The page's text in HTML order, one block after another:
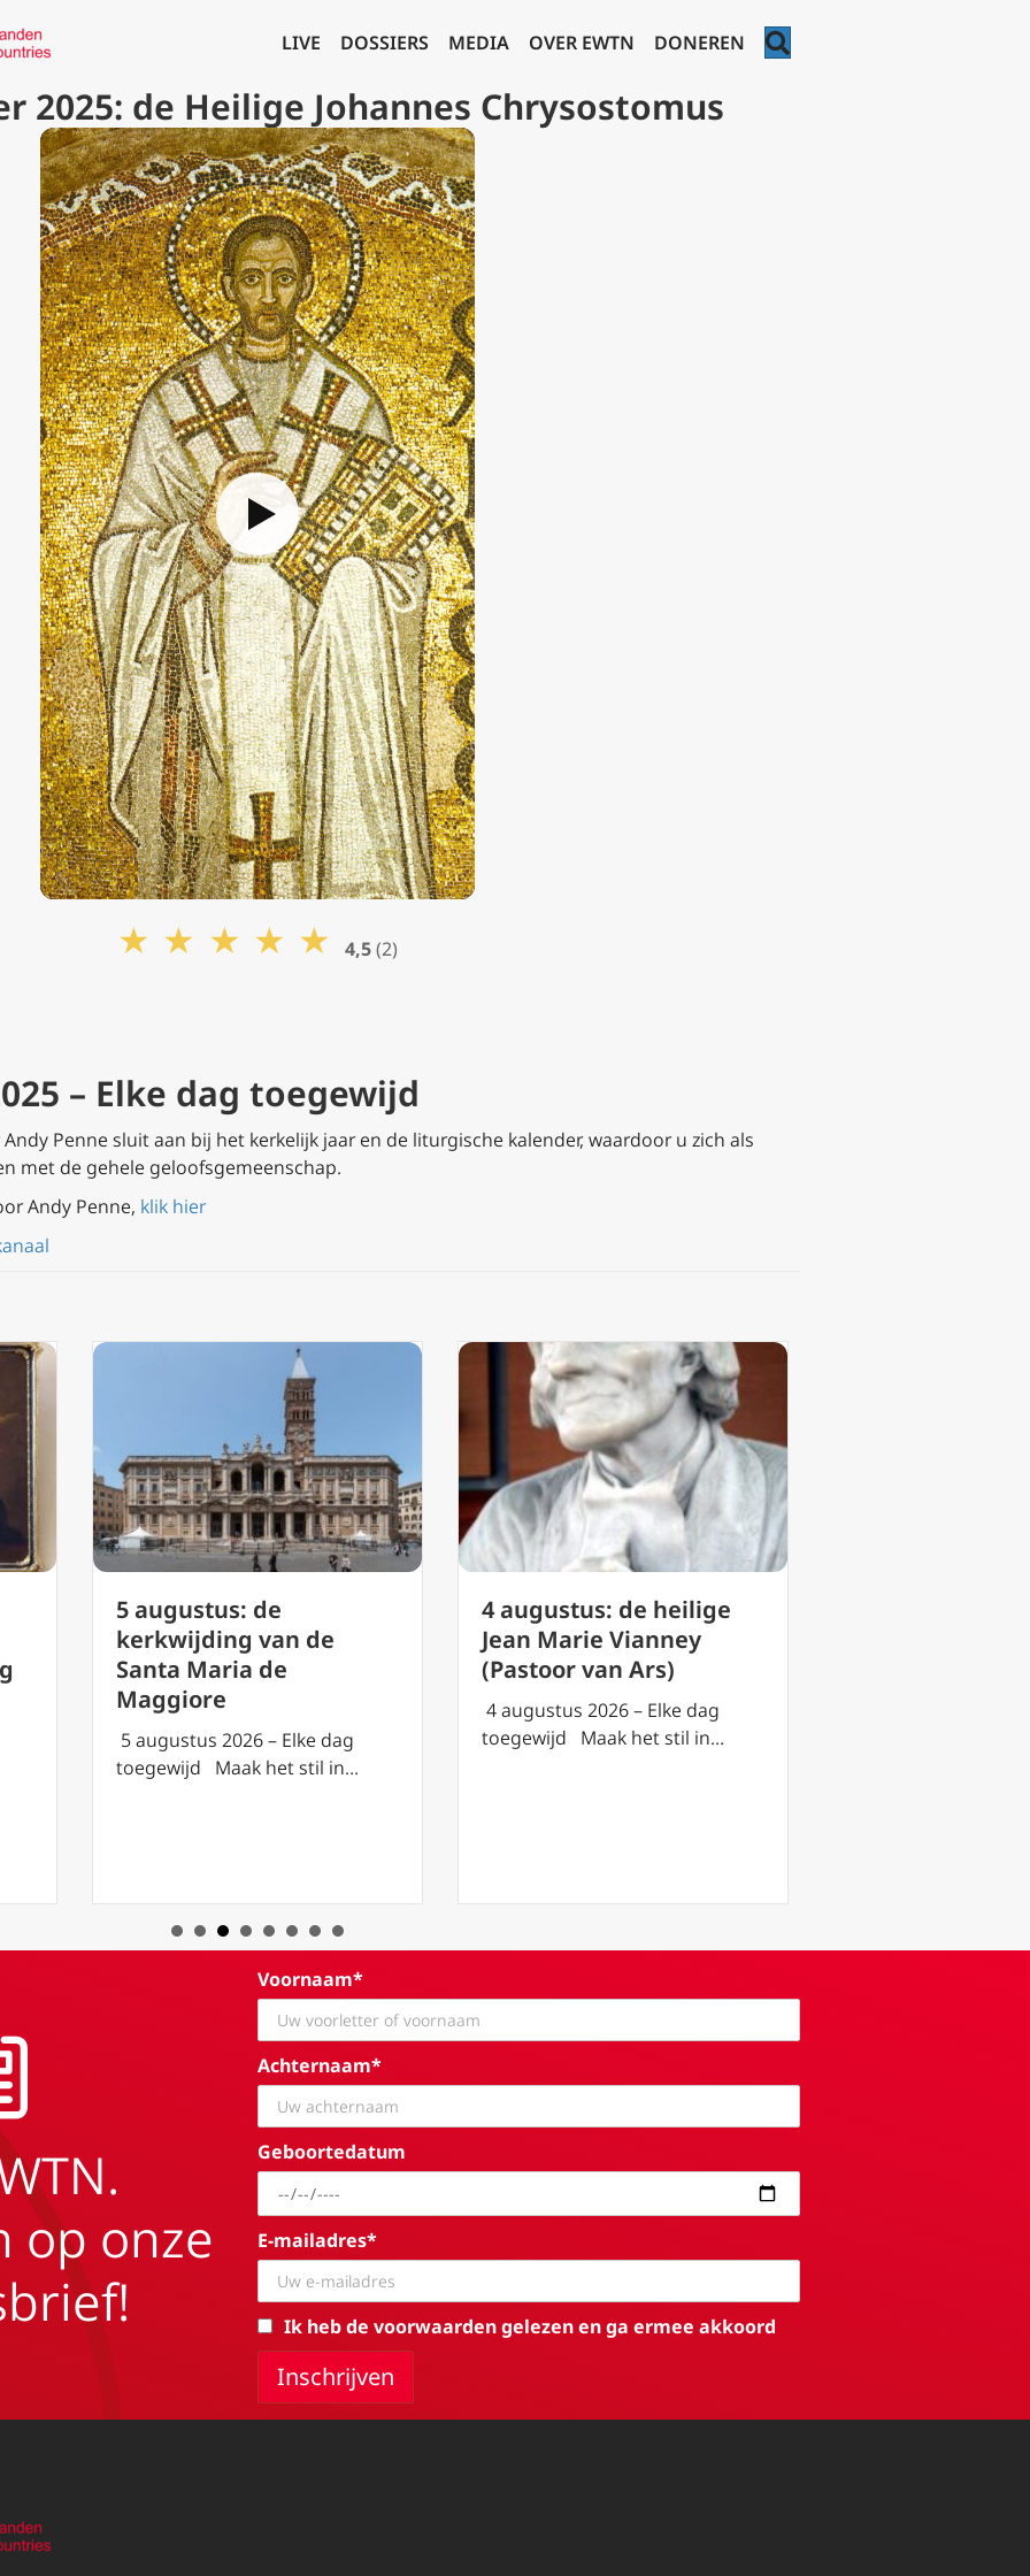
LIVE DOSSIERS MEDIA OVER EWTN DONEREN
2025: de Heilige Johannes Chrysostomus
★ ★ ★ ★ ★ 4,5(2)
– Elke dag toegewijd
Penne sluit aan bij het kerkelijk jaar en de liturgische kalender, waardoor u zich als
met de gehele geloofsgemeenschap.
Andy Penne, klik hier
5 augustus: de
kerkwijding van de
Santa Maria de
Maggiore
5 augustus 2026 – Elke dag
toegewijd Maak het stil in…
4 augustus: de heilige
Jean Marie Vianney
(Pastoor van Ars)
4 augustus 2026 – Elke dag
toegewijd Maak het stil in…
op onze
Voornaam*
Achternaam*
Geboortedatum
E-mailadres*
Ik heb de voorwaarden gelezen en ga ermee akkoord